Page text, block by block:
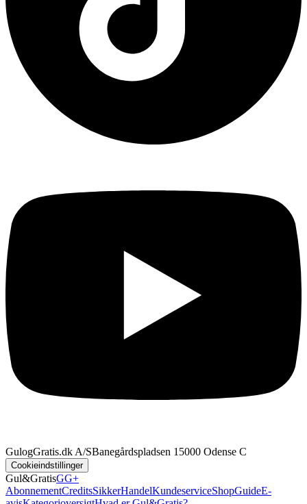
GulogGratis.dk A/SBanegårdspladsen 1 5000 Odense C
Cookieindstillinger
Gul&GratisGG+
AbonnementCreditsSikkerHandelKundeserviceShopGuideE-